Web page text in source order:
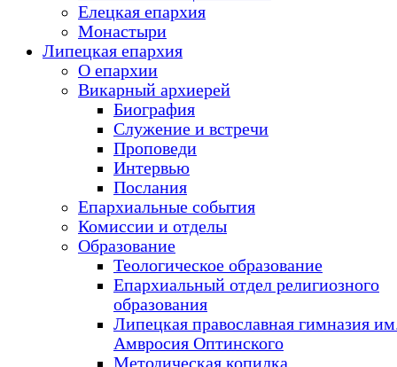
Елецкая епархия
Монастыри
Липецкая епархия
О епархии
Викарный архиерей
Биография
Служение и встречи
Проповеди
Интервью
Послания
Епархиальные события
Комиссии и отделы
Образование
Теологическое образование
Епархиальный отдел религиозного
образования
Липецкая православная гимназия
Амвросия Оптинского
Методическая копилка